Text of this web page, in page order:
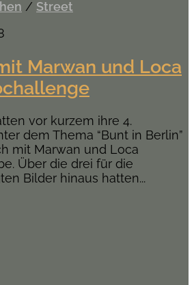
/ Street
Marwan und Loca
vor kurzem ihre 4.
dem Thema “Bunt in Berlin”
mit Marwan und Loca
Über die drei für die
Bilder hinaus hatten...